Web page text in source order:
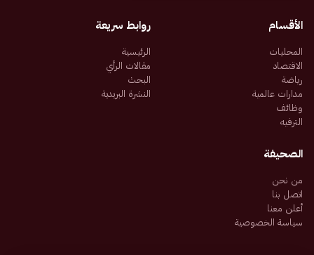
الأقسام
المحليات
الاقتصاد
رياضة
مدارات عالمية
وظائف
الترفيه
روابط سريعة
الرئيسية
مقالات الرأي
البحث
النشرة البريدية
الصحيفة
من نحن
اتصل بنا
أعلن معنا
سياسة الخصوصية